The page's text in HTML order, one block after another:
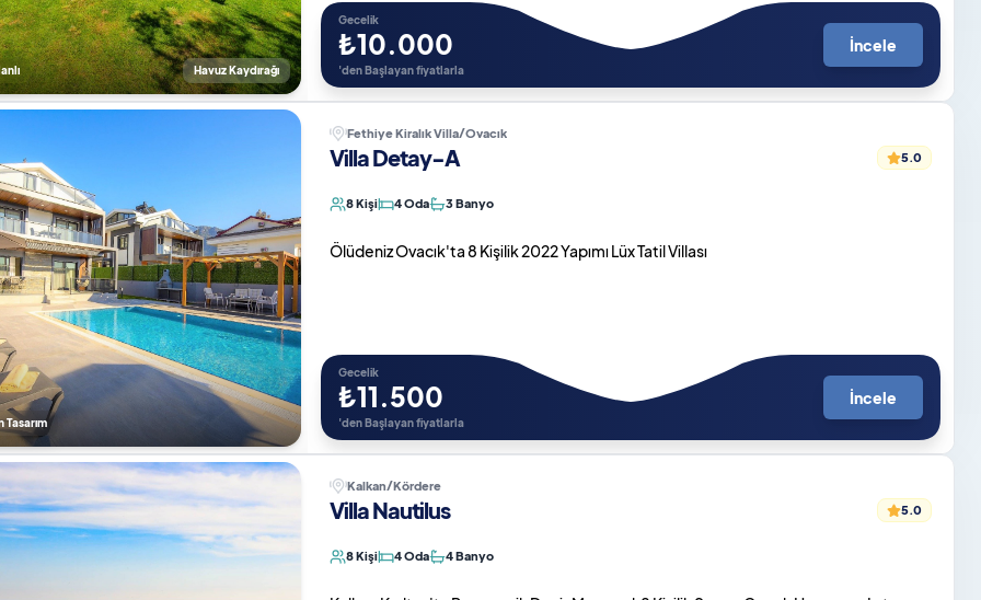
Havuz Kaydırağı
Gecelik
₺10.000
'den Başlayan fiyatlarla
İncele
Tasarım
Fethiye Kiralık Villa/Ovacık
Villa Detay-A 5.0
8 Kişi 4 Oda 3 Banyo
Ölüdeniz Ovacık'ta 8 Kişilik 2022 Yapımı Lüx Tatil Villası
Gecelik
₺11.500
'den Başlayan fiyatlarla
İncele
Kalkan/Kördere
Villa Nautilus 5.0
8 Kişi 4 Oda 4 Banyo